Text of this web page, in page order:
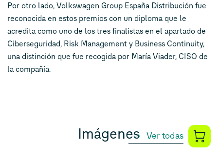
Por otro lado, Volkswagen Group España Distribución fue
reconocida en estos premios con un diploma que le
acredita como uno de los tres finalistas en el apartado de
Ciberseguridad, Risk Management y Business Continuity,
una distinción que fue recogida por María Viader, CISO de
la compañía.
Imágenes Ver todas